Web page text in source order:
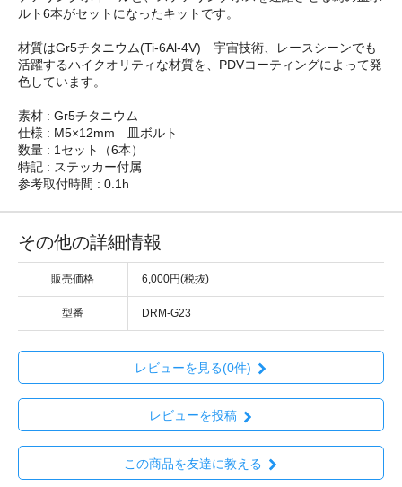
ルト6本がセットになったキットです。
材質はGr5チタニウム(Ti-6Al-4V) 宇宙技術、レースシーンでも
活躍するハイクオリティな材質を、PDVコーティングによって発
色しています。
素材 : Gr5チタニウム
仕様 : M5×12mm 皿ボルト
数量 : 1セット（6本）
特記 : ステッカー付属
参考取付時間 : 0.1h
その他の詳細情報
販売価格 6,000円(税抜)
型番 DRM-G23
レビューを見る(0件)
レビューを投稿
この商品を友達に教える